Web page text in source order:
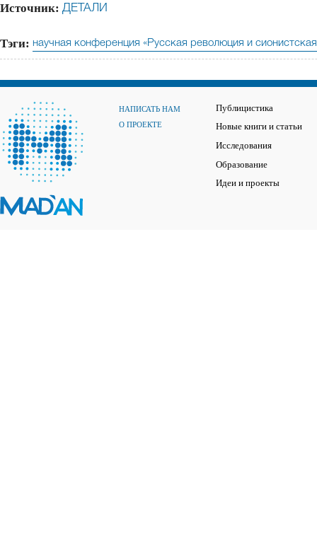
Источник: ДЕТАЛИ
Тэги: научная конференция «Русская революция и
НАПИСАТЬ НАМ
О ПРОЕКТЕ
Публицистика
Новые книги и статьи
Исследования
Образование
Идеи и проекты